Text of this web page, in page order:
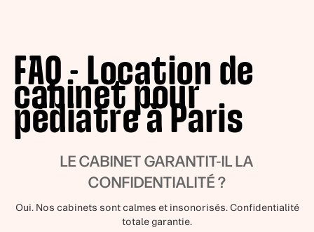
FAQ - Location de
cabinet pour
pédiatre à Paris
LE CABINET GARANTIT-IL LA
CONFIDENTIALITÉ ?
Oui. Nos cabinets sont calmes et insonorisés. Confidentialité
totale garantie.